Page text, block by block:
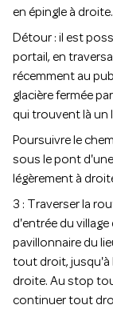
en épingle à droite.
Détour : il est
portail, en
récemment au
glacière fermée
qui trouvent là un
Poursuivre le
sous le pont
légèrement à
3 : Traverser la
d'entrée du village
pavillonnaire du
tout droit, jusqu'à
droite. Au stop
continuer tout